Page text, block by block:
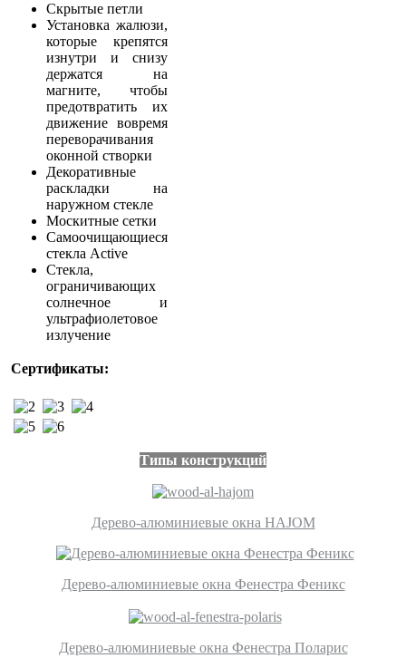
Скрытые петли
Установка жалюзи,
которые крепятся
изнутри и снизу
держатся на
магните, чтобы
предотвратить их
движение вовремя
переворачивания
оконной створки
Декоративные
раскладки на
наружном стекле
Москитные сетки
Самоочищающиеся
стекла Active
Стекла,
ограничивающих
солнечное и
ультрафиолетовое
излучение
Сертификаты:
Типы конструкций
Дерево-алюминиевые окна HAJOM
Дерево-алюминиевые окна Фенестра Феникс
Дерево-алюминиевые окна Фенестра Поларис